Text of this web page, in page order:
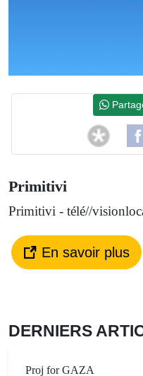
Primitivi
Primitivi - télé//
En savoir plus
DERNIERS
Proj for GAZA